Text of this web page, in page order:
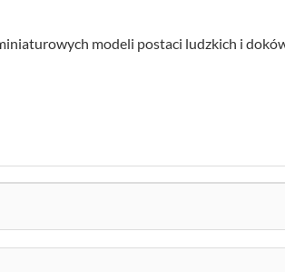
modeli postaci ludzkich i